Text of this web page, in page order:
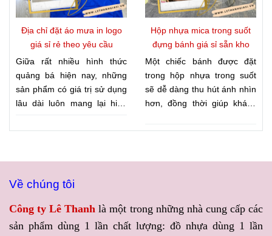
một đối tác uy tín chuyên
cung cấp can nhựa giá sỉ,
can nhựa HDPE, can nhựa
đựng thực phẩm với nhiều
dung tích, Công ty Lê Thanh
là lựa chọn được nhiều đại
lý, doanh nghiệp và cơ sở
GIÁ SỈ RẺ TẬN XƯỞNG
KHI MUA TÚI CHỮ T ĐỰNG
LY TRÀ SỮA, CÀ PHÊ,
vừa sở hữu nguồn bao bì
chất lượng, vừa chủ động tối
ưu chi phí kinh doanh.
Địa chỉ đặt áo mưa in logo
giá sỉ rẻ theo yêu cầu
Giữa rất nhiều hình thức
quảng bá hiện nay, những
sản phẩm có giá trị sử dụng
lâu dài luôn mang lại hiệu
Áo mưa in logo là một trong
cầu sử dụng, vừa giúp
hàng một cách tự nhiên. Để
doanh nghiệp hiện nay ưu
tiên lựa chọn đơn vị cung
Hộp nhựa mica trong suốt
đựng bánh giá sỉ sẵn kho
Một chiếc bánh được đặt
trong hộp nhựa trong suốt
sẽ dễ dàng thu hút ánh nhìn
hơn, đồng thời giúp khách
sản phẩm mà không cần mở
nhiều cửa hàng chú trọng để
cần tìmHỘP NHỰA MICA
TRONG SUỐT ĐỰNG
Về chúng tôi
Công ty Lê Thanh là một trong những nhà cung cấp các
sản phẩm dùng 1 lần chất lượng: đồ nhựa dùng 1 lần